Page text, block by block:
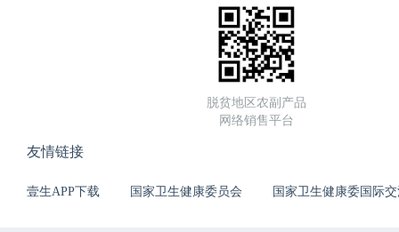
脱贫地区农副产品
网络销售平台
友情链接
壹生APP下载 国家卫生健康委员会 国家卫生健康委国际